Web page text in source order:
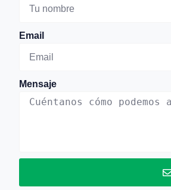
Email
Mensaje